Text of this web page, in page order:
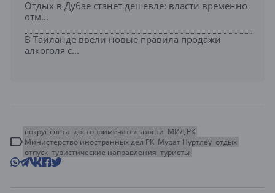
Отдых в Дубае станет дешевле: власти временно
отм...
В Таиланде ввели новые правила продажи
алкоголя с...
вокруг света достопримечательности МИД РК
Министерство иностранных дел РК Мурат Нуртлеу отдых
отпуск туристические направления туристы